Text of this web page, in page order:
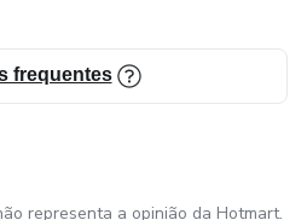
frequentes
representa a opinião da Hotmart.